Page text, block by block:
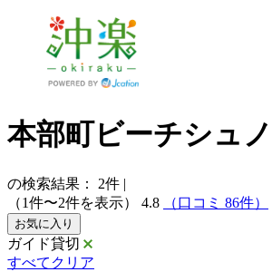
本部町ビーチシュ
の検索結果： 2件 |
（1件〜2件を表示）
4.8 （口コミ 86件）
お気に入り
ガイド貸切
すべてクリア